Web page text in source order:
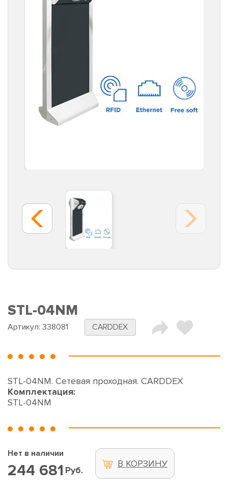
STL-04NM
Артикул: 338081 CARDDEX
STL-04NM. Сетевая проходная. CARDDEX
Комплектация:
STL-04NM
Нет в наличии
244 681 Руб.
В КОРЗИНУ